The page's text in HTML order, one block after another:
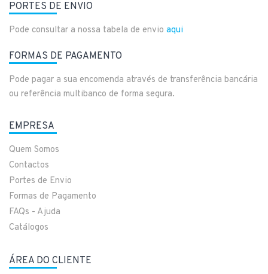
PORTES DE ENVIO
Pode consultar a nossa tabela de envio aqui
FORMAS DE PAGAMENTO
Pode pagar a sua encomenda através de transferência bancária
ou referência multibanco de forma segura.
EMPRESA
Quem Somos
Contactos
Portes de Envio
Formas de Pagamento
FAQs - Ajuda
Catálogos
ÁREA DO CLIENTE